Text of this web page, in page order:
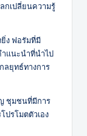
กเปลี่ยนความรู้
ง ฟอรัมที่มี
แนะนำที่นำไป
ลยุทธ์ทางการ
ชุมชนที่มีการ
ปรโมตตัวเอง